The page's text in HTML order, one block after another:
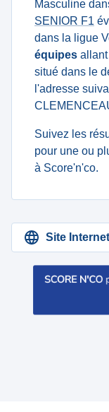
Masculine
SENIOR F1
dans la ligue
équipes
situé dans le
l'adresse
Suivez les
pour une ou
à Score'n'co.
Site Internet